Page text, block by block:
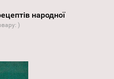
народної
)